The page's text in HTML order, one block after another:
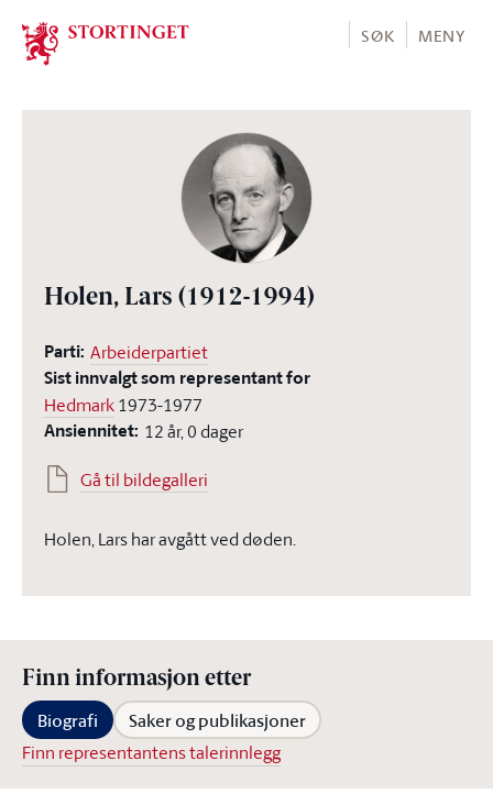
Stortinget.no
SØK MENY
Holen, Lars (1912-1994)
Parti: Arbeiderpartiet
Sist innvalgt som representant for
Hedmark1973-1977
Ansiennitet: 12 år, 0 dager
Gå til bildegalleri
Holen, Lars har avgått ved døden.
Finn informasjon etter
Biografi Saker og publikasjoner
Finn representantens talerinnlegg